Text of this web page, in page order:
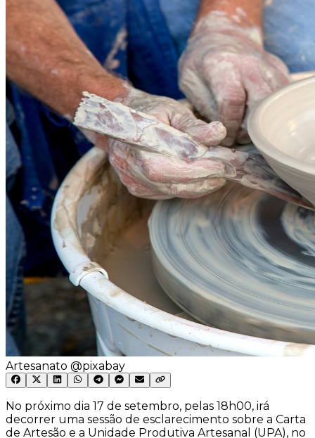
Artesanato @pixabay
No próximo dia 17 de setembro, pelas 18h00, irá
decorrer uma sessão de esclarecimento sobre a Carta
de Artesão e a Unidade Produtiva Artesanal (UPA), no